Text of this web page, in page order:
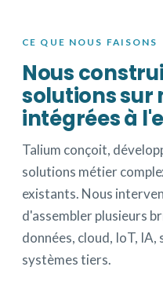
CE QUE NOUS FAISONS
Nous
solutions sur
intégrées à
Talium conçoit,
solutions métier
existants. Nous
d'assembler plusieurs
données, cloud, IoT,
systèmes tiers.